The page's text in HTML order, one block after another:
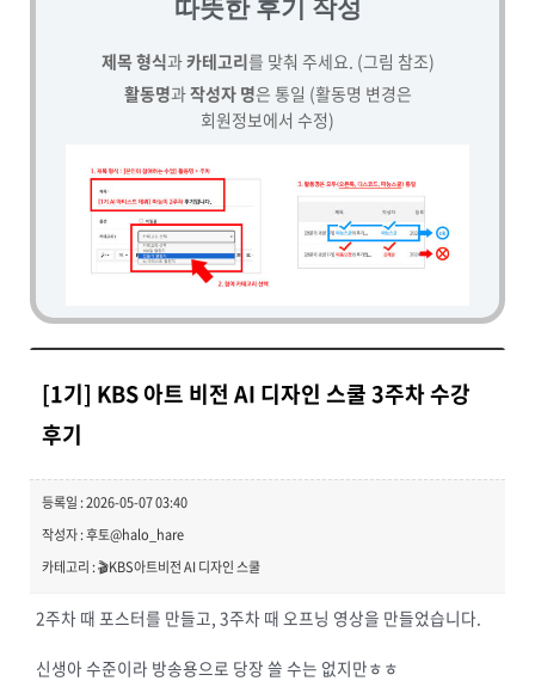
따뜻한 후기 작성
제목 형식과카테고리를 맞춰 주세요. (그림 참조)
활동명과작성자 명은 통일 (활동명 변경은
회원정보에서 수정)
[1기] KBS 아트 비전 AI 디자인 스쿨 3주차 수강
후기
등록일 : 2026-05-07 03:40
작성자 : 후토@halo_hare
카테고리 : 🎬KBS아트비전 AI 디자인 스쿨
2주차 때 포스터를 만들고, 3주차 때 오프닝 영상을 만들었습니다.
신생아 수준이라 방송용으로 당장 쓸 수는 없지만ㅎㅎ